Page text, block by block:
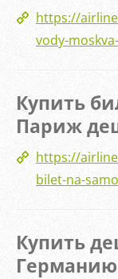
https://
vody-
Купить
Париж
https://
bilet-na-
Купить
Германию